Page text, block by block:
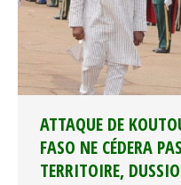
ATTAQUE DE
FASO NE CÉDERA
TERRITOIRE,